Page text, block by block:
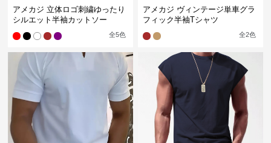
アメカジ 立体ロゴ刺繍ゆったり
シルエット半袖カットソー
全5色
アメカジ ヴィンテージ単車グラ
フィック半袖Tシャツ
全2色